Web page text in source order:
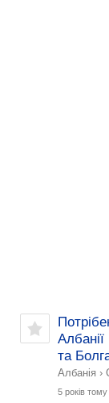
та
Албанія ›
5 років тому